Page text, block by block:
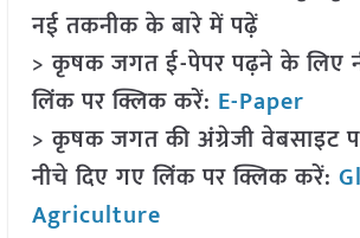
नई तकनीक के बारे में पढ़ें
> कृषक जगत ई-पेपर पढ़ने के लिए
लिंक पर क्लिक करें: E-Paper
> कृषक जगत की अंग्रेजी वेबसाइट
नीचे दिए गए लिंक पर क्लिक करें:
Agriculture